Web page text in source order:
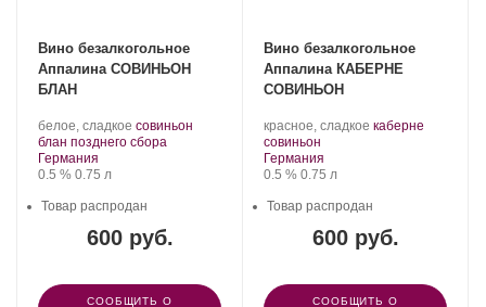
Вино безалкогольное
Аппалина СОВИНЬОН
БЛАН
белое, сладкое .
Сорт
совиньон
блан позднего сбора
Регион:
Германия
Крепость
0.5 %. Объем
0.75 л
600 руб.
Товар распродан
СООБЩИТЬ О
Вино безалкогольное
Аппалина КАБЕРНЕ
СОВИНЬОН
красное, сладкое .каберне
совиньон
Регион:
Германия
Крепость
0.5 %. Объем
0.75 л
600 руб.
Товар распродан
СООБЩИТЬ О